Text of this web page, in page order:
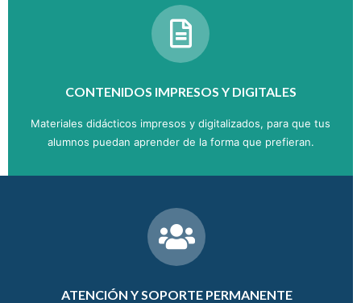
CONTENIDOS IMPRESOS Y DIGITALES
Materiales didácticos impresos y digitalizados, para que tus
alumnos puedan aprender de la forma que prefieran.
ATENCIÓN Y SOPORTE PERMANENTE